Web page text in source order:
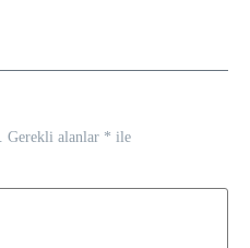
Gerekli alanlar * ile